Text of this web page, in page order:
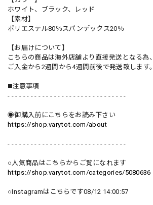
ホワイト、ブラック、レッド
【素材】
ポリエステル80％スパンデックス20％
【お届けについて】
こちらの商品は海外店舗より直接発送となる為、
ご入金から2週間から4週間前後で発送致します。
◼️注意事項
- - - - - - - - - - - - - - - - - - - - - - - - - - - - - - -
◉御購入前にこちらをお読み下さい
https://shop.varytot.com/about
- - - - - - - - - - - - - - - - - - - - - - - - - - - - - - -
○人気商品はこちらからご覧になれます
https://shop.varytot.com/categories/5080636
○Instagramはこちらです08/12 14:00:57